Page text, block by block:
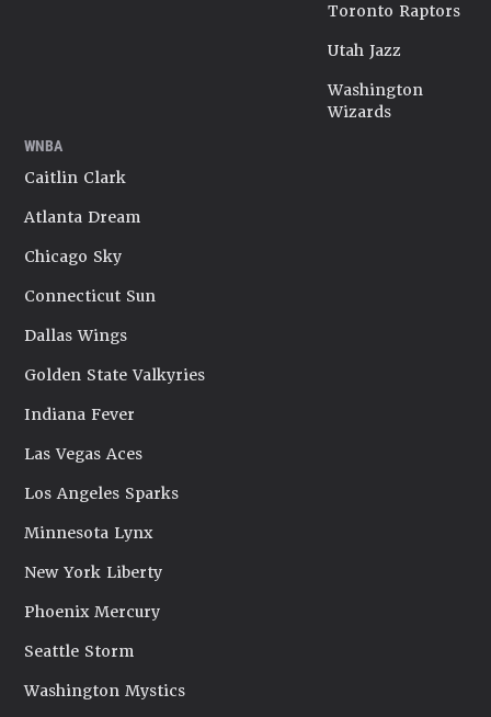
Toronto Raptors
Utah Jazz
Washington
Wizards
WNBA
Caitlin Clark
Atlanta Dream
Chicago Sky
Connecticut Sun
Dallas Wings
Golden State Valkyries
Indiana Fever
Las Vegas Aces
Los Angeles Sparks
Minnesota Lynx
New York Liberty
Phoenix Mercury
Seattle Storm
Washington Mystics